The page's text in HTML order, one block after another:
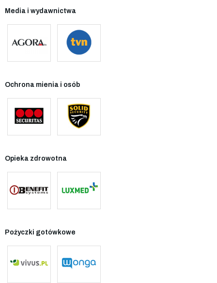
Media i wydawnictwa
Ochrona mienia i osób
Opieka zdrowotna
Pożyczki gotówkowe